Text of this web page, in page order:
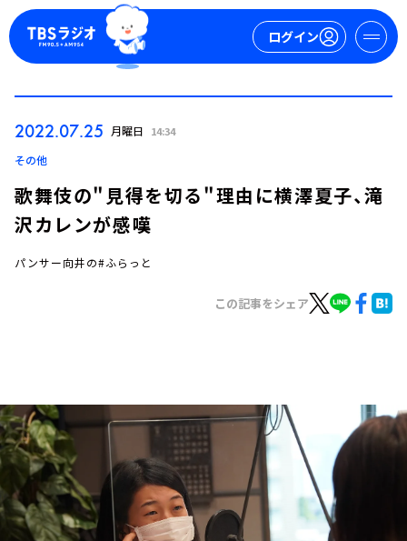
ログイン
お知らせ
イベント・グッズ
YouTube
会社情報
2022.07.25 月曜日 14:34
その他
歌舞伎の"見得を切る"理由に横澤夏子、滝
沢カレンが感嘆
パンサー向井の#ふらっと
この記事をシェア